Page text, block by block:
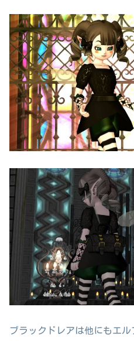
ブラックドレアは他にもエ